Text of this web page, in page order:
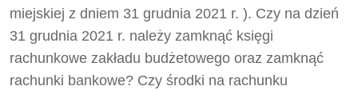
miejskiej z dniem 31 grudnia 2021 r. ). Czy na dzień
31 grudnia 2021 r. należy zamknąć księgi
rachunkowe zakładu budżetowego oraz zamknąć
rachunki bankowe? Czy środki na rachunku